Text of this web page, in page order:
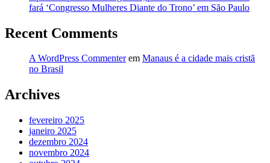
fará ‘Congresso Mulheres Diante do Trono’ em São Paulo
Recent Comments
A WordPress Commenterem Manaus é a cidade mais cristã
no Brasil
Archives
fevereiro 2025
janeiro 2025
dezembro 2024
novembro 2024